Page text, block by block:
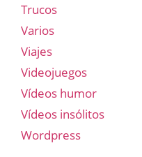
Trucos
Varios
Viajes
Videojuegos
Vídeos humor
Vídeos insólitos
Wordpress